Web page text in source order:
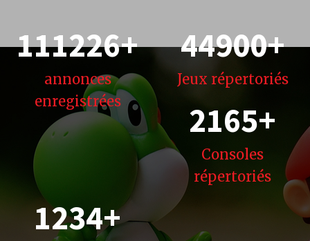
111226+
annonces
enregistrées
44900+
Jeux répertoriés
2165+
Consoles
répertoriés
1234+